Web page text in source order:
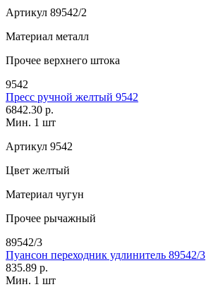
Артикул 89542/2
Материал металл
Прочее верхнего штока
9542
Пресс ручной желтый 9542
6842.30 р.
Мин. 1 шт
Артикул 9542
Цвет желтый
Материал чугун
Прочее рычажный
89542/3
Пуансон переходник удлинитель 89542/3
835.89 р.
Мин. 1 шт